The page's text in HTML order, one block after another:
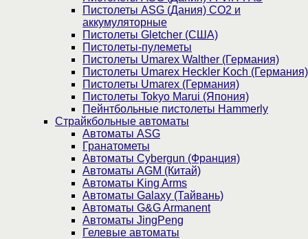
Пистолеты ASG (Дания) CO2 и
аккумуляторные
Пистолеты Gletcher (США)
Пистолеты-пулеметы
Пистолеты Umarex Walther (Германия)
Пистолеты Umarex Heckler Koch (Германия)
Пистолеты Umarex (Германия)
Пистолеты Tokyo Marui (Япония)
Пейнтбольные пистолеты Hammerly
Страйкбольные автоматы
Автоматы ASG
Гранатометы
Автоматы Cybergun (Франция)
Автоматы AGM (Китай)
Автоматы King Arms
Автоматы Galaxy (Тайвань)
Автоматы G&G Armanent
Автоматы JingPeng
Гелевые автоматы